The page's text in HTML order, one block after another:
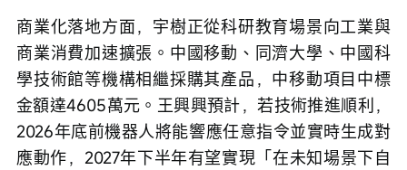
商業化落地方面，宇樹正從科研教育場景向工業與
商業消費加速擴張。中國移動、同濟大學、中國科
學技術館等機構相繼採購其產品，中移動項目中標
金額達4605萬元。王興興預計，若技術推進順利，
2026年底前機器人將能響應任意指令並實時生成對
應動作，2027年下半年有望實現「在未知場景下自